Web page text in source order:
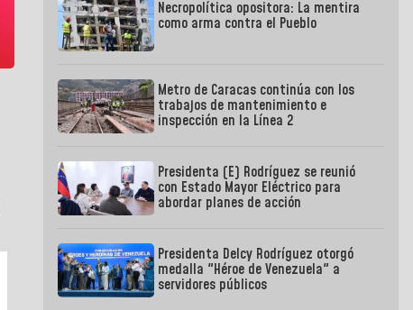
Necropolítica opositora: La mentira
como arma contra el Pueblo
Metro de Caracas continúa con los
trabajos de mantenimiento e
inspección en la Línea 2
Presidenta (E) Rodríguez se reunió
con Estado Mayor Eléctrico para
abordar planes de acción
Presidenta Delcy Rodríguez otorgó
medalla "Héroe de Venezuela" a
servidores públicos